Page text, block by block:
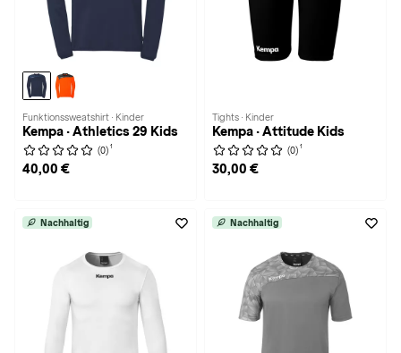
Funktionssweatshirt · Kinder
Kempa · Athletics 29 Kids
(0) 1
40,00 €
Tights · Kinder
Kempa · Attitude Kids
(0) 1
30,00 €
Nachhaltig Nachhaltig